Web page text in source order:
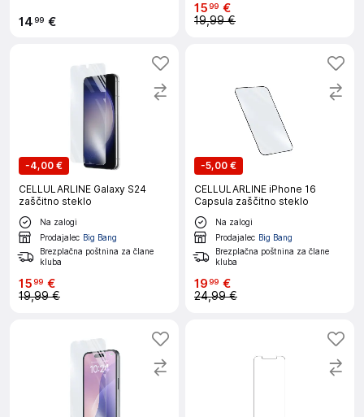
1499 €
1599 €
19,99 €
-4,00 €
CELLULARLINE Galaxy S24
zaščitno steklo
Na zalogi
Prodajalec Big Bang
Brezplačna poštnina za člane
kluba
1599 €
19,99 €
-5,00 €
CELLULARLINE iPhone 16
Capsula zaščitno steklo
Na zalogi
Prodajalec Big Bang
Brezplačna poštnina za člane
kluba
1999 €
24,99 €